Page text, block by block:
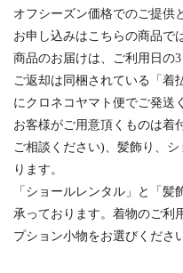
オフシーズン価格でのご提供
お申し込みはこちらの商品で
商品のお届けは、ご利用日の3
ご返却は同梱されている「着
にクロネコヤマト便でご発送
お客様がご用意頂くものは着
ご相談ください)、髪飾り、
ります。
「ショールレンタル」と「
承っております。着物のご利
プション小物をお選びくださ